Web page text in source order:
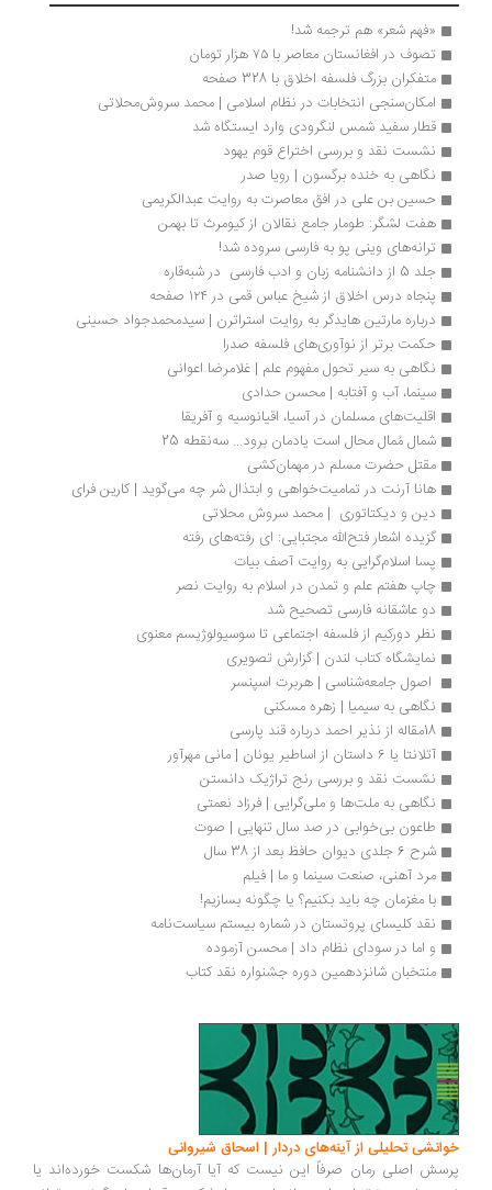
«فهم شعر» هم ترجمه شد!
تصوف در افغانستان معاصر با ۷۵ هزار تومان
متفکران بزرگ فلسفه اخلاق با 328 صفحه
امکان‌سنجی انتخابات در نظام‌ اسلامی | محمد سروش‌محلاتی
قطار سفید شمس لنگرودی وارد ایستگاه شد
نشست نقد و بررسی اختراع قوم یهود
نگاهی به خنده برگسون | رويا صدر
حسین بن علی در افق معاصرت به روایت عبدالکریمی
هفت لشگر: طومار جامع نقالان از کیومرث تا بهمن
ترانه‌های وینی پو به فارسی سروده شد!
جلد 5 از دانشنامه زبان و ادب فارسی  در شبه‌قاره
پنجاه درس اخلاق از شیخ عباس قمی در ۱۲۴ صفحه
درباره مارتین هایدگر به روایت استراترن | سیدمحمدجواد حسینی
حکمت برتر از نوآوری‌های فلسفه صدرا
نگاهی به سیر تحول مفهوم علم | غلامرضا‭ ‬اعوانی
سینما، آب و آفتابه | محسن حدادی
اقلیت‌های مسلمان در آسیا، اقیانوسیه و آفریقا
شمال مُمال محال است یادمان برود... سه‌نقطه 25
مقتل حضرت مسلم‌ در مهمان‌کشی
هانا آرنت در تمامیت‌خواهی و ابتذال شر چه می‌گوید | کارین فرای
دین و دیکتاتوری  | محمد سروش محلاتی
گزیده اشعار فتح‌الله مجتبایی: ای رفته‌های رفته
پسا اسلام‌گرایی به روایت آصف بیات
چاپ هفتم علم و تمدن در اسلام به روایت نصر
دو عاشقانه فارسی تصحیح شد
نظر دورکیم از فلسفه اجتماعی تا سوسیولوژیسم معنوی
نمایشگاه کتاب لندن | گزارش تصویری
اصول جامعه‌شناسی | هربرت اسپنسر
نگاهی به سیمیا | زهره مسکنی
آتلانتا یا 6 داستان از اساطیر یونان | مانی مهرآور
نشست نقد و بررسی رنج تراژیک دانستن
نگاهی به ملت‌ها و ملی‌گرایی | فرزاد نعمتی
طاعون بی‌خوابی در صد سال تنهایی | صوت
شرح 6 جلدی دیوان حافظ بعد از 38 سال
مرد آهنی، صنعت سینما و ما | فیلم
با مغزمان چه باید بکنیم؟ یا چگونه بسازیم!
نقد کلیسای پروتستان در شماره بیستم سیاست‌نامه
و اما در سودای نظام داد | محسن آزموده
منتخبان شانزدهمین دوره جشنواره نقد کتاب
تحلیلی از آینه‌های دردار | اسحاق شیروانی
اصلی رمان صرفاً این نیست که آیا آرمان‌ها شکست خورده‌اند یا